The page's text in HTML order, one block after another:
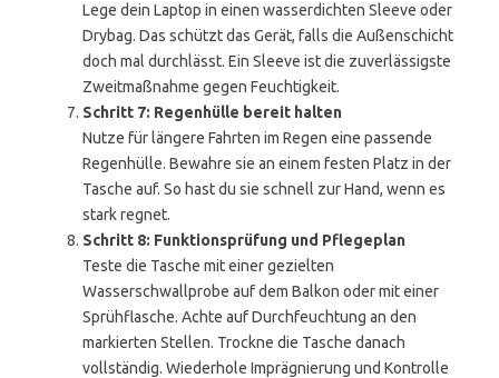
Lege dein Laptop in einen wasserdichten Sleeve oder
Drybag. Das schützt das Gerät, falls die Außenschicht
doch mal durchlässt. Ein Sleeve ist die zuverlässigste
Zweitmaßnahme gegen Feuchtigkeit.
Schritt 7: Regenhülle bereit halten
Nutze für längere Fahrten im Regen eine passende
Regenhülle. Bewahre sie an einem festen Platz in der
Tasche auf. So hast du sie schnell zur Hand, wenn es
stark regnet.
Schritt 8: Funktionsprüfung und Pflegeplan
Teste die Tasche mit einer gezielten
Wasserschwallprobe auf dem Balkon oder mit einer
Sprühflasche. Achte auf Durchfeuchtung an den
markierten Stellen. Trockne die Tasche danach
vollständig. Wiederhole Imprägnierung und Kontrolle